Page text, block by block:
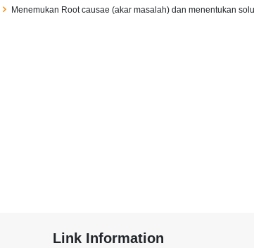
Menemukan Root causae (akar masalah) dan menentukan
Link Information